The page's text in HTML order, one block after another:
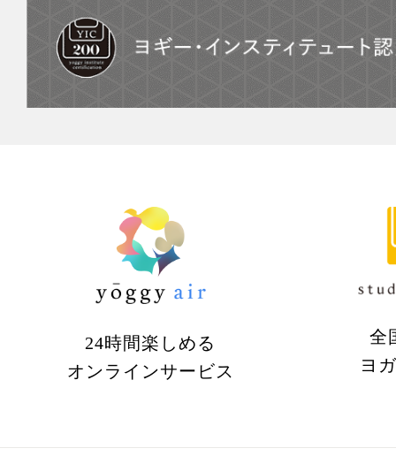
24時間楽しめる
オンラインサービス
全
ヨ